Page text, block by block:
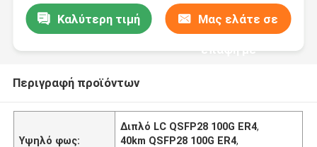
Καλύτερη τιμή Μας ελάτε σε
επαφή με
Περιγραφή προϊόντων
Υψηλό φως:
Διπλό LC QSFP28 100G ER4,
40km QSFP28 100G ER4,